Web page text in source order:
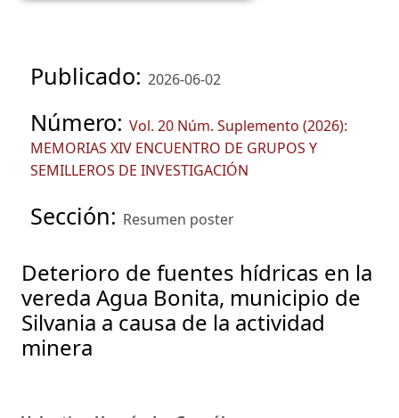
Publicado: 2026-06-02
Número: Vol. 20 Núm. Suplemento (2026):
MEMORIAS XIV ENCUENTRO DE GRUPOS Y
SEMILLEROS DE INVESTIGACIÓN
Sección: Resumen poster
Deterioro de fuentes hídricas en la
vereda Agua Bonita, municipio de
Silvania a causa de la actividad
minera